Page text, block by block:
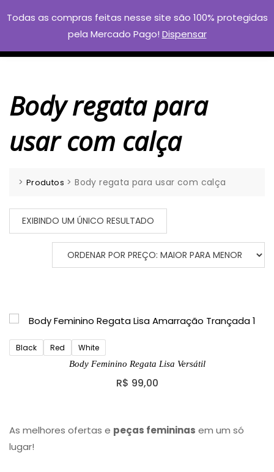
to
Body regata para
usar com calça
> Produtos >Body regata para usar com calça
EXIBINDO UM ÚNICO RESULTADO
Black Red White
Body Feminino Regata Lisa Versátil
R$ 99,00
As melhores ofertas e peças femininas em um só
lugar!
Todas as compras feitas nesse site são 100% protegidas
pela Mercado Pago! Dispensar